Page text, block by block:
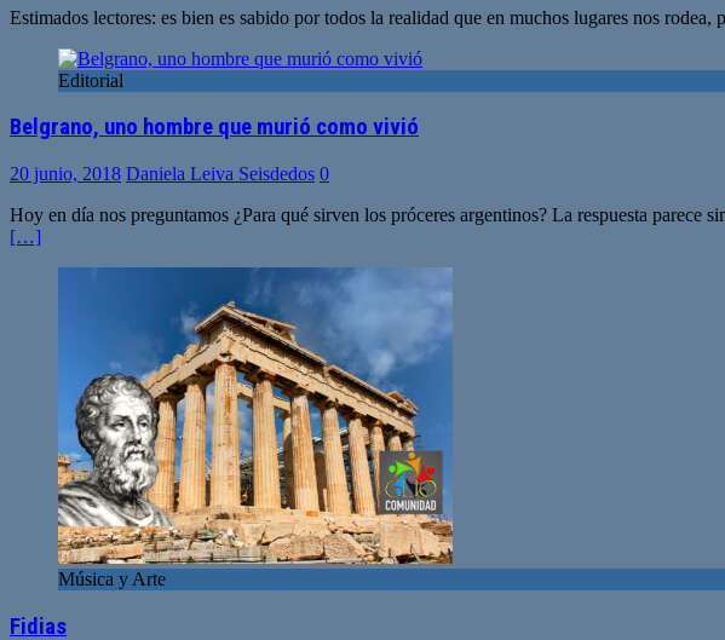
Estimados lectores: es bien es sabido por todos la realidad que en muchos lugares nos
Editorial
Belgrano, uno hombre que murió como vivió
20 junio, 2018 Daniela Leiva Seisdedos 0
Hoy en día nos preguntamos ¿Para qué sirven los próceres argentinos? La respuesta parece
[…]
Música y Arte
Fidias